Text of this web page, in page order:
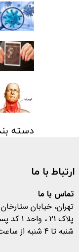
دسته
اخبار
متفرقهارتباط با ما
تماس با ما
تهران، خیابان
پلاک 21 ، واحد 1 کد پستی : 1457676571
شنبه تا 4 شنبه از ساعت 8 تا 17